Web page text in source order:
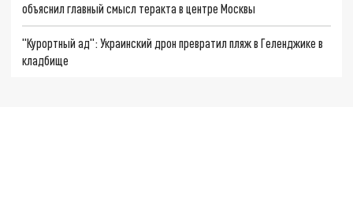
объяснил главный смысл теракта в центре Москвы
"Курортный ад": Украинский дрон превратил пляж в Геленджике в
кладбище